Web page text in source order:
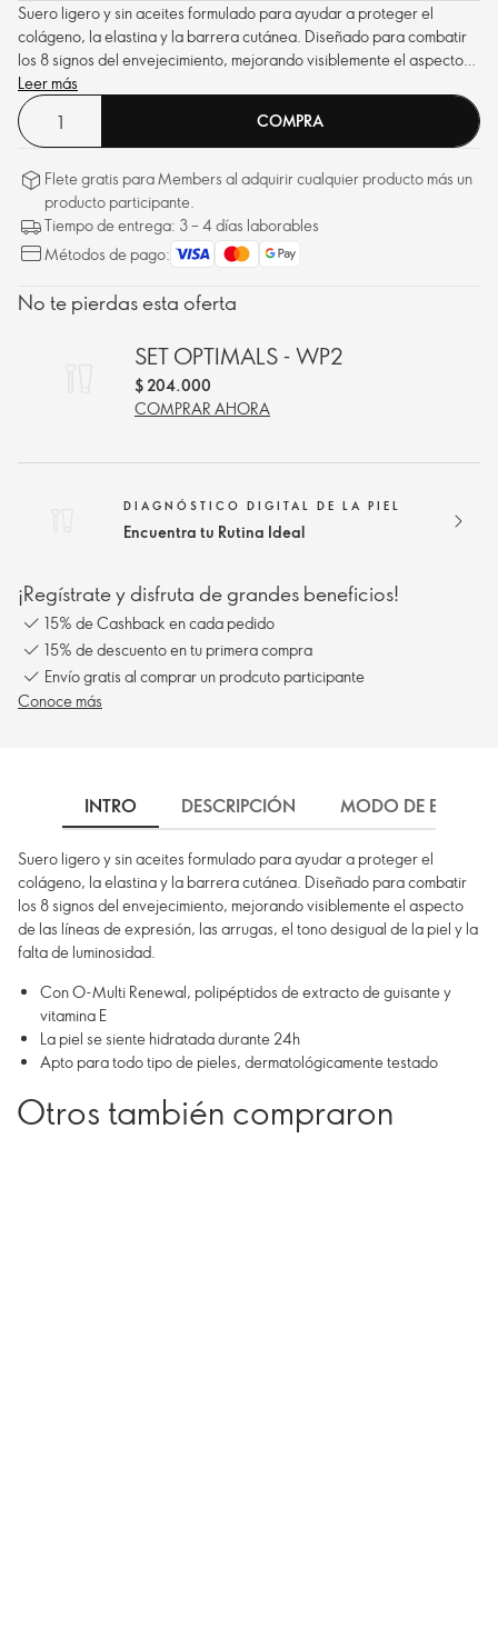
Suero ligero y sin aceites formulado para ayudar a proteger el
colágeno, la elastina y la barrera cutánea. Diseñado para combatir
los 8 signos del envejecimiento, mejorando visiblemente el aspecto
de las líneas de expresión, las arrugas, el tono desigual de la piel y la
falta de luminosidad.
Leer más
COMPRA
Flete gratis para Members al adquirir cualquier producto más un
producto participante.
Tiempo de entrega: 3 – 4 días laborables
Métodos de pago:
No te pierdas esta oferta
SET OPTIMALS - WP2
$ 204.000
COMPRAR AHORA
DIAGNÓSTICO DIGITAL DE LA PIEL
Encuentra tu Rutina Ideal
¡Regístrate y disfruta de grandes beneficios!
15% de Cashback en cada pedido
15% de descuento en tu primera compra
Envío gratis al comprar un prodcuto participante
Conoce más
INTRO DESCRIPCIÓN MODO DE EMPLEO
Suero ligero y sin aceites formulado para ayudar a proteger el
colágeno, la elastina y la barrera cutánea. Diseñado para combatir
los 8 signos del envejecimiento, mejorando visiblemente el aspecto
de las líneas de expresión, las arrugas, el tono desigual de la piel y la
falta de luminosidad.
Con O-Multi Renewal, polipéptidos de extracto de guisante y
vitamina E
La piel se siente hidratada durante 24h
Apto para todo tipo de pieles, dermatológicamente testado
Otros también compraron